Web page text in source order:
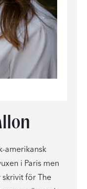
amerikansk
i Paris men
skrivit för The